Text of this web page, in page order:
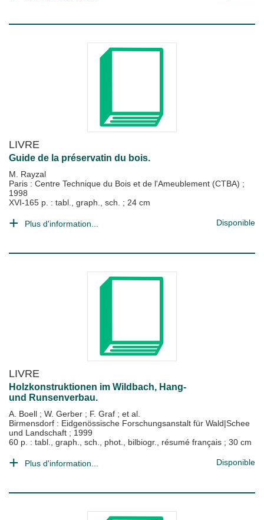
LIVRE
Guide de la préservatin du bois.
M. Rayzal
Paris : Centre Technique du Bois et de l'Ameublement (CTBA) ;
1998
XVI-165 p. : tabl., graph., sch. ; 24 cm
Plus d'information... Disponible
LIVRE
Holzkonstruktionen im Wildbach, Hang-
und Runsenverbau.
A. Boell ; W. Gerber ; F. Graf ; et al.
Birmensdorf : Eidgenössische Forschungsanstalt für Wald|Schee
und Landschaft ; 1999
60 p. : tabl., graph., sch., phot., bilbiogr., résumé français ; 30 cm
Plus d'information... Disponible